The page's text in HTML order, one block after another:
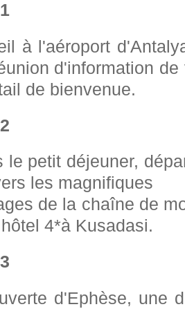
à l'aéroport
d'information
de bienvenue.
le petit déjeuner,
les magnifiques
de la chaîne de
4*à Kusadasi.
d'Ephèse, une